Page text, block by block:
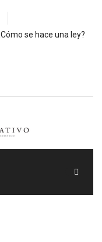
se hace una ley?